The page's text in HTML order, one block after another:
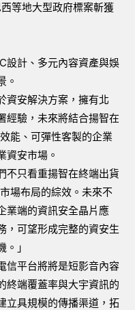
等地大型政府標案斬獲
設計、多元內容資產與娛
。
資安解決方案，擁有北
經驗，未來將結合揚智在
能、可彈性客製的企業
資安市場。
不只看重揚智在終端出貨
場布局的綜效。未來不
業端的資訊安全晶片應
，可望形成完整的資安生
」
信平台將將是短影音內容
終端覆蓋率與大宇資訊的
立具規模的傳播渠道，拓